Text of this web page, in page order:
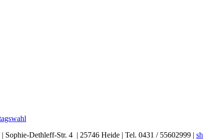
Sophie-Dethleff-Str. 4 | 25746 Heide | Tel. 0431 / 55602999 | sh